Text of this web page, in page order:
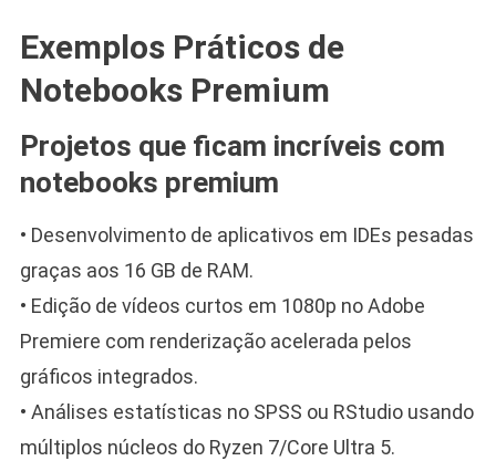
Exemplos Práticos de
Notebooks Premium
Projetos que ficam incríveis com
notebooks premium
• Desenvolvimento de aplicativos em IDEs pesadas
graças aos 16 GB de RAM.
• Edição de vídeos curtos em 1080p no Adobe
Premiere com renderização acelerada pelos
gráficos integrados.
• Análises estatísticas no SPSS ou RStudio usando
múltiplos núcleos do Ryzen 7/Core Ultra 5.